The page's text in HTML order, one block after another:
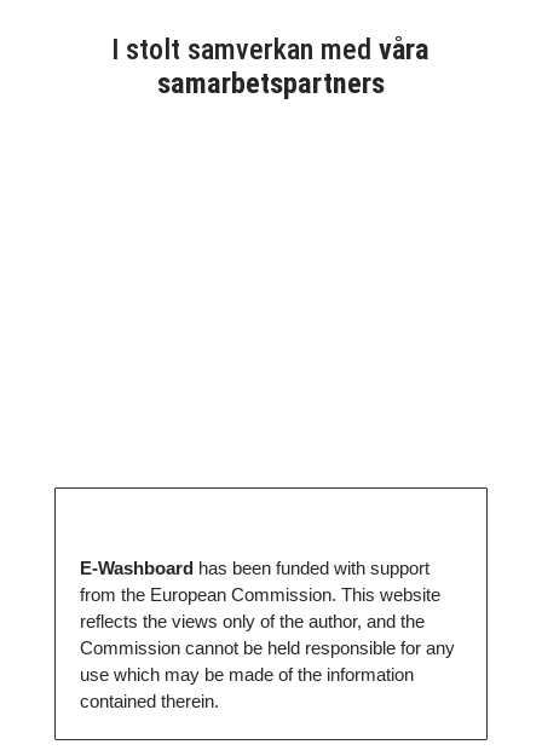
I stolt samverkan medvåra
samarbetspartners
E-Washboardhas been funded with support
from the European Commission. This website
reflects the views only of the author, and the
Commission cannot be held responsible for any
use which may be made of the information
contained therein.